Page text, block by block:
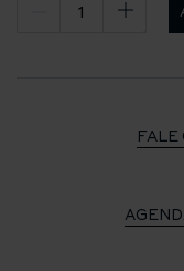
FALE